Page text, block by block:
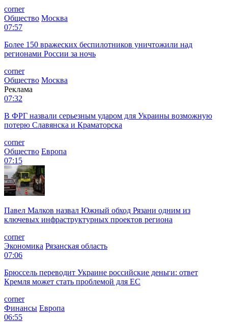
corner
Общество Москва
07:57
Более 150 вражеских беспилотников уничтожили над
регионами России за ночь
corner
Общество Москва
Реклама
07:32
В ФРГ назвали серьезным ударом для Украины возможную
потерю Славянска и Краматорска
corner
Общество Европа
07:15
Павел Малков назвал Южный обход Рязани одним из
ключевых инфраструктурных проектов региона
corner
Экономика Рязанская область
07:06
Брюссель переводит Украине российские деньги: ответ
Кремля может стать проблемой для EC
corner
Финансы Европа
06:55